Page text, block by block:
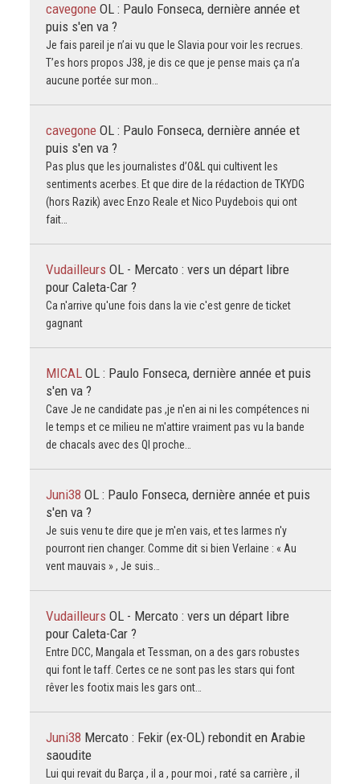
cavegone OL : Paulo Fonseca, dernière année et
puis s'en va ?
Je fais pareil je n’ai vu que le Slavia pour voir les recrues.
T’es hors propos J38, je dis ce que je pense mais ça n’a
aucune portée sur mon…
cavegone OL : Paulo Fonseca, dernière année et
puis s'en va ?
Pas plus que les journalistes d’O&L qui cultivent les
sentiments acerbes. Et que dire de la rédaction de TKYDG
(hors Razik) avec Enzo Reale et Nico Puydebois qui ont
fait…
Vudailleurs OL - Mercato : vers un départ libre
pour Caleta-Car ?
Ca n'arrive qu'une fois dans la vie c'est genre de ticket
gagnant
MICAL OL : Paulo Fonseca, dernière année et puis
s'en va ?
Cave Je ne candidate pas ,je n'en ai ni les compétences ni
le temps et ce milieu ne m'attire vraiment pas vu la bande
de chacals avec des QI proche…
Juni38 OL : Paulo Fonseca, dernière année et puis
s'en va ?
Je suis venu te dire que je m'en vais, et tes larmes n'y
pourront rien changer. Comme dit si bien Verlaine : « Au
vent mauvais » , Je suis…
Vudailleurs OL - Mercato : vers un départ libre
pour Caleta-Car ?
Entre DCC, Mangala et Tessman, on a des gars robustes
qui font le taff. Certes ce ne sont pas les stars qui font
rêver les footix mais les gars ont…
Juni38 Mercato : Fekir (ex-OL) rebondit en Arabie
saoudite
Lui qui revait du Barça , il a , pour moi , raté sa carrière , il